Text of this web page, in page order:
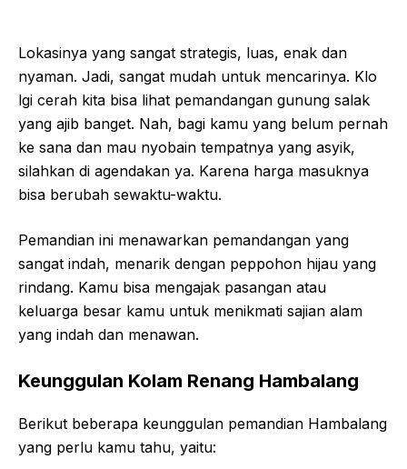
Lokasinya yang sangat strategis, luas, enak dan
nyaman. Jadi, sangat mudah untuk mencarinya. Klo
lgi cerah kita bisa lihat pemandangan gunung salak
yang ajib banget. Nah, bagi kamu yang belum pernah
ke sana dan mau nyobain tempatnya yang asyik,
silahkan di agendakan ya. Karena harga masuknya
bisa berubah sewaktu-waktu.
Pemandian ini menawarkan pemandangan yang
sangat indah, menarik dengan peppohon hijau yang
rindang. Kamu bisa mengajak pasangan atau
keluarga besar kamu untuk menikmati sajian alam
yang indah dan menawan.
Keunggulan Kolam Renang Hambalang
Berikut beberapa keunggulan pemandian Hambalang
yang perlu kamu tahu, yaitu: